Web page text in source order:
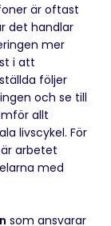
är oftast
det handlar
mer
i att
följer
och se till
allt
livscykel. För
arbetet
med
som ansvarar